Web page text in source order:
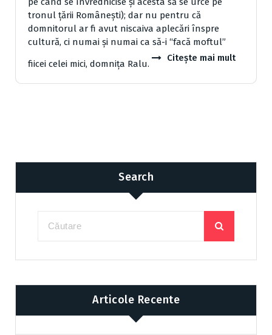
tronul ţării Româneşti); dar nu pentru că
domnitorul ar fi avut niscaiva aplecări înspre
cultură, ci numai şi numai ca să-i “facă moftul”
fiicei celei mici, domniţa Ralu.
Citește mai mult
Search
Articole Recente